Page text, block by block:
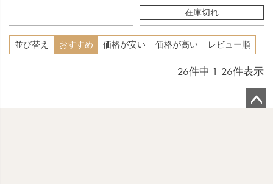
在庫切れ
並び替え おすすめ 価格が安い 価格が高い レビュー順
26件中 1 -26件表示